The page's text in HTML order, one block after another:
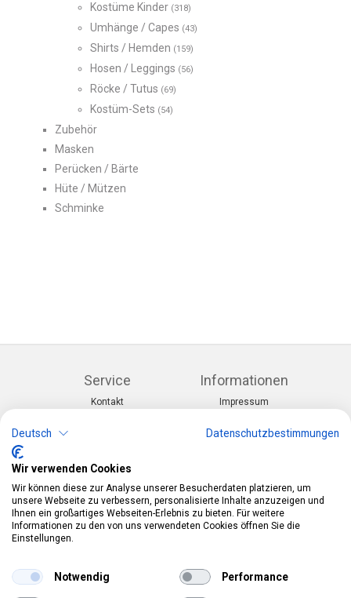
Kostüme Kinder (318)
Umhänge / Capes (43)
Shirts / Hemden (159)
Hosen / Leggings (56)
Röcke / Tutus (69)
Kostüm-Sets (54)
Zubehör
Masken
Perücken / Bärte
Hüte / Mützen
Schminke
Service
Kontakt
Informationen
Impressum
Datenschutz
Kategorien
Anlässe & Themen
Kostüme & Zubehör
Partydeko & Festartikel
Merchandise & Toys
Telefon: 0412190091
Mail:
info@pekabo.ch
Instagram
Online-Shopping Garantie
Deutsch Datenschutzbestimmungen
Wir verwenden Cookies
Wir können diese zur Analyse unserer Besucherdaten platzieren, um
unsere Webseite zu verbessern, personalisierte Inhalte anzuzeigen und
Ihnen ein großartiges Webseiten-Erlebnis zu bieten. Für weitere
Informationen zu den von uns verwendeten Cookies öffnen Sie die
Einstellungen.
Notwendig Performance